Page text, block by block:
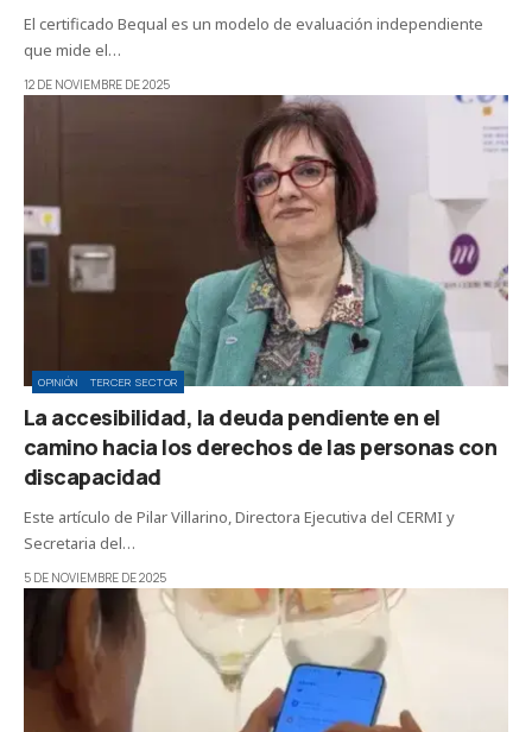
El certificado Bequal es un modelo de evaluación independiente
que mide el…
12 DE NOVIEMBRE DE 2025
OPINIÓN TERCER SECTOR
La accesibilidad, la deuda pendiente en el
camino hacia los derechos de las personas con
discapacidad
Este artículo de Pilar Villarino, Directora Ejecutiva del CERMI y
Secretaria del…
5 DE NOVIEMBRE DE 2025